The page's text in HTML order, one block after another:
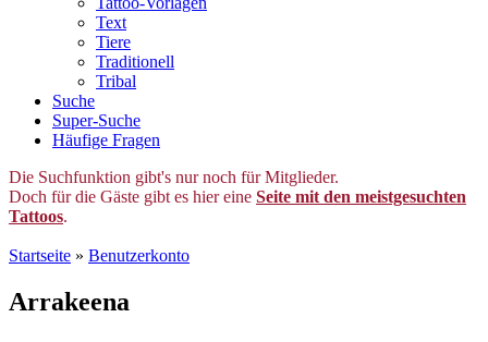
Text
Tiere
Traditionell
Tribal
Suche
Super-Suche
Häufige Fragen
Die Suchfunktion gibt's nur noch für Mitglieder.
Doch für die Gäste gibt es hier eine Seite mit den meistgesuchten
Tattoos.
Startseite » Benutzerkonto
Arrakeena